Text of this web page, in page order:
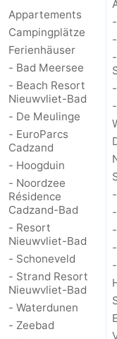
Appartements
Campingplätze
Ferienhäuser
- Bad Meersee
- Beach Resort
Nieuwvliet-Bad
- De Meulinge
- EuroParcs
Cadzand
- Hoogduin
- Noordzee
Résidence
Cadzand-Bad
- Resort
Nieuwvliet-Bad
- Schoneveld
- Strand Resort
Nieuwvliet-Bad
- Waterdunen
- Zeebad